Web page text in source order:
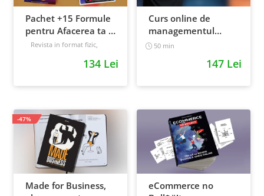
Pachet +15 Formule
pentru Afacerea ta +
Prompt-uri dedicate
Revista in format fizic,
134 Lei
Curs online de
managementul
timpului: cum sa
50 min
147 Lei
Made for Business,
-47%
eCommerce no